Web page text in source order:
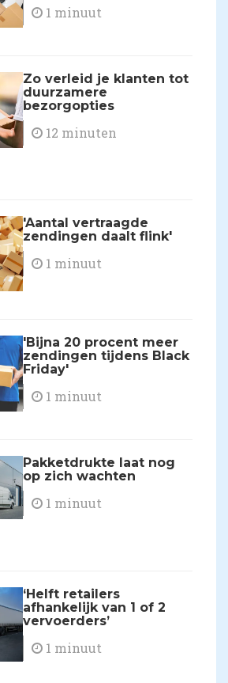
1 minuut
Zo verleid je klanten tot
duurzamere
bezorgopties
12 minuten
'Aantal vertraagde
zendingen daalt flink'
1 minuut
'Bijna 20 procent meer
zendingen tijdens Black
Friday'
1 minuut
Pakketdrukte laat nog
op zich wachten
1 minuut
‘Helft retailers
afhankelijk van 1 of 2
vervoerders’
1 minuut